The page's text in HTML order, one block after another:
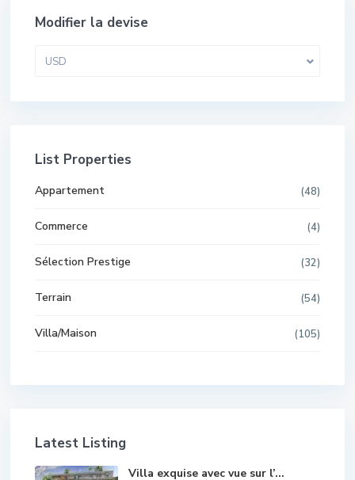
Modifier la devise
USD
List Properties
Appartement (48)
Commerce (4)
Sélection Prestige (32)
Terrain (54)
Villa/Maison (105)
Latest Listing
Villa exquise avec vue sur l’...